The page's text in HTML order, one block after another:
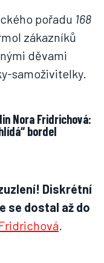
pořadu 168
zákazníků
děvami
samoživitelky.
Nora Fridrichová:
bordel
Diskrétní
se dostal až do
.